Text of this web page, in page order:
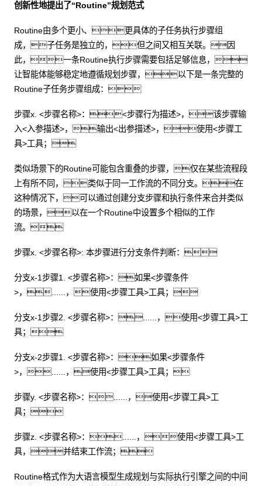
创新性地提出了“Routine”规划范式
Routine由多个更小、更具体的子任务执行步骤组
成，子任务是独立的，但之间又相互关联。因
此，一条Routine执行步骤需要包括足够信息，
让智能体能够稳定地遵循规划步骤，以下是一条完整的
Routine子任务步骤组成：
步骤x. <步骤名称>：<步骤行为描述>，该步骤输
入<入参描述>，输出<出参描述>，使用<步骤工
具>工具；
类似场景下的Routine可能包含重叠的步骤，仅在某些流程段
上有所不同，类似于同一工作流的不同分支。在
这种情况下，可以通过创建分支步骤和执行条件来合并类似
的场景，以在一个Routine中设置多个相似的工作
流。
步骤x. <步骤名称>: 本步骤进行分支条件判断：
分支x-1步骤1. <步骤名称>：如果<步骤条件
>，......，使用<步骤工具>工具；
分支x-1步骤2. <步骤名称>：......，使用<步骤工具>工
具；
分支x-2步骤1. <步骤名称>：如果<步骤条件
>，......，使用<步骤工具>工具；
步骤y. <步骤名称>：......，使用<步骤工具>工
具；
步骤z. <步骤名称>：......，使用<步骤工具>工
具，并结束工作流；
Routine格式作为大语言模型生成规划与实际执行引擎之间的中间